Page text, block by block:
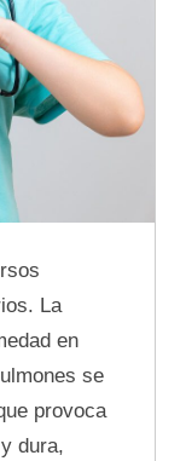
La
en
se
provoca
dura,